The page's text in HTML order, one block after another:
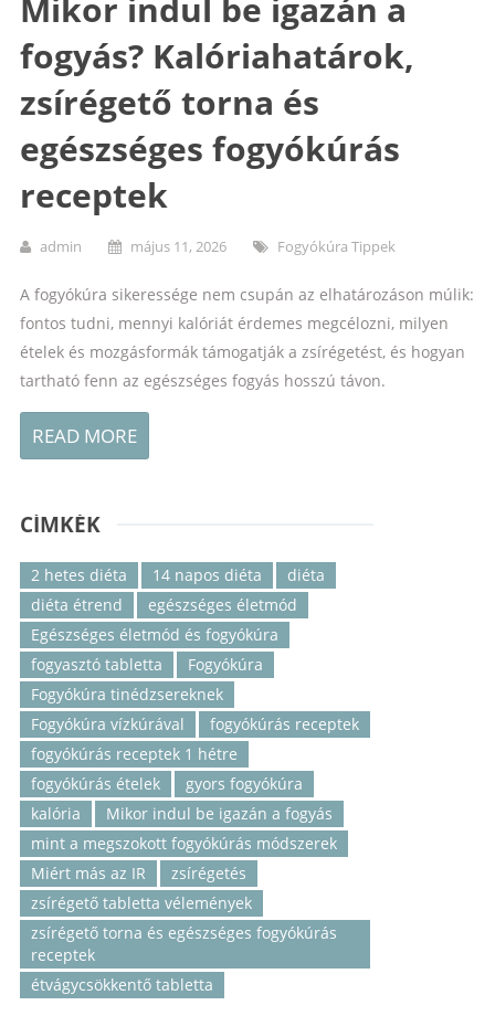
Mikor indul be igazán a
fogyás? Kalóriahatárok,
zsírégető torna és
egészséges fogyókúrás
receptek
admin május 11, 2026 Fogyókúra Tippek
A fogyókúra sikeressége nem csupán az elhatározáson múlik:
fontos tudni, mennyi kalóriát érdemes megcélozni, milyen
ételek és mozgásformák támogatják a zsírégetést, és hogyan
tartható fenn az egészséges fogyás hosszú távon.
READ MORE
CÍMKÉK
2 hetes diéta 14 napos diéta
diéta
diéta étrend
egészséges életmód
Egészséges életmód és fogyókúra
fogyasztó tabletta
Fogyókúra
Fogyókúra tinédzsereknek
Fogyókúra vízkúrával
fogyókúrás receptek
fogyókúrás receptek 1 hétre
fogyókúrás ételek
gyors fogyókúra
kalória
Mikor indul be igazán a fogyás
mint a megszokott fogyókúrás módszerek
Miért más az IR
zsírégetés
zsírégető tabletta vélemények
zsírégető torna és egészséges fogyókúrás
receptek
étvágycsökkentő tabletta